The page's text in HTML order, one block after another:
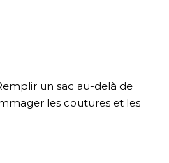
un sac au-delà de
les coutures et les